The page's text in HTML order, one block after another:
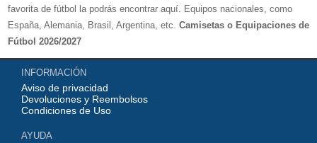
favorita de fútbol la podrás encontrar aquí. Equipos nacionales, como
España, Alemania, Brasil, Argentina, etc. Camisetas o Equipaciones de
Fútbol 2026/2027
La LIGA 2026-2027 : Real Madrid, Barcelona, Atletico Madrid, Sevilla,
Real Betis, Valencia, Athletic Bilbao, Real Sociedad, Deportivo de La
Coruna, Celta de Vigo, Cadiz, etc.
La Premier League 2026-2027 : Chelsea , Manchester City, Manchester
Serie A 2026-2027 : Juventus, AC Milan, Napoli, Roma, Inter Milan,
INFORMACIÓN
Aviso de privacidad
Devoluciones y Reembolsos
Condiciones de Uso
AYUDA